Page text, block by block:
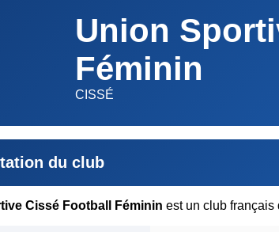
Union
Féminin
CISSÉ
du club
Cissé Football Féminin est un club français